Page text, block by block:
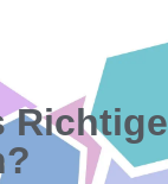
Richtige